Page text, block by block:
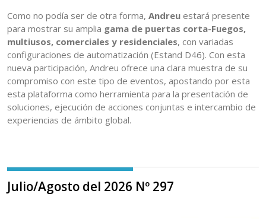
Como no podía ser de otra forma, Andreu estará presente
para mostrar su amplia gama de puertas corta-Fuegos,
multiusos, comerciales y residenciales, con variadas
configuraciones de automatización (Estand D46). Con esta
nueva participación, Andreu ofrece una clara muestra de su
compromiso con este tipo de eventos, apostando por esta
esta plataforma como herramienta para la presentación de
soluciones, ejecución de acciones conjuntas e intercambio de
experiencias de ámbito global.
Julio/Agosto del 2026 Nº 297